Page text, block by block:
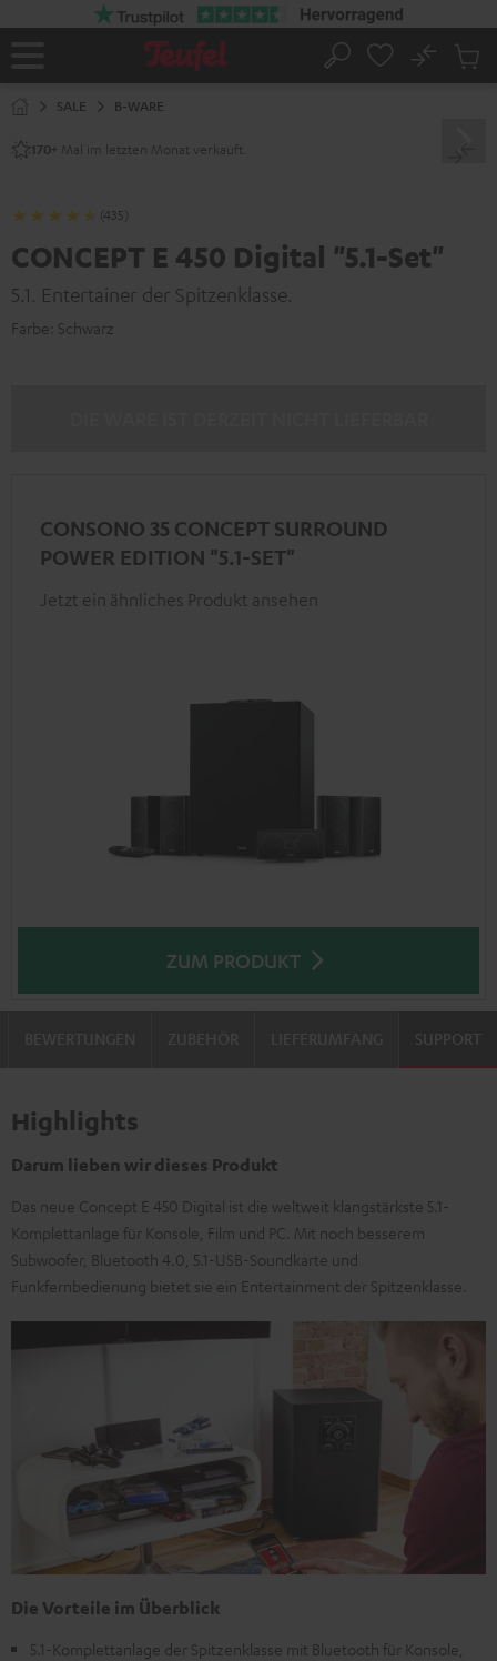
Startseite
Suche
No
SALE B-WARE
170+ Mal im letzten Monat verkauft.
(435)
CONCEPT E 450 Digital "5.1-Set"
5.1. Entertainer der Spitzenklasse.
Farbe: Schwarz
CONSONO 35 CONCEPT SURROUND
POWER EDITION "5.1-SET"
Jetzt ein ähnliches Produkt ansehen
ZUM PRODUKT
SUPPORT
Highlights
Darum lieben wir dieses Produkt
Das neue Concept E 450 Digital ist die weltweit klangstärkste 5.1-
Komplettanlage für Konsole, Film und PC. Mit noch besserem
Subwoofer, Bluetooth 4.0, 5.1-USB-Soundkarte und
Funkfernbedienung bietet sie ein Entertainment der Spitzenklasse.
Die Vorteile im Überblick
5.1-Komplettanlage der Spitzenklasse mit Bluetooth für Konsole,